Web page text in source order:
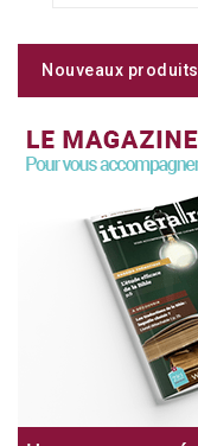
Nouveaux produits